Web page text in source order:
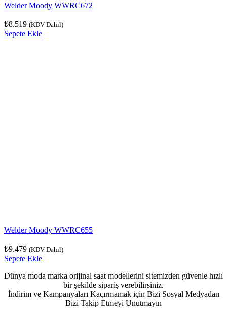
Welder Moody WWRC672
₺8.519 (KDV Dahil)
Sepete Ekle
Welder Moody WWRC655
₺9.479 (KDV Dahil)
Sepete Ekle
Dünya moda marka orijinal saat modellerini sitemizden güvenle hızlı
bir şekilde sipariş verebilirsiniz.
İndirim ve Kampanyaları Kaçırmamak için Bizi Sosyal Medyadan
Bizi Takip Etmeyi Unutmayın